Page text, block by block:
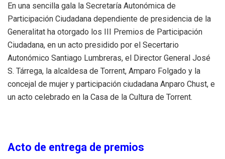
En una sencilla gala la Secretaría Autonómica de
Participación Ciudadana dependiente de presidencia de la
Generalitat ha otorgado los III Premios de Participación
Ciudadana, en un acto presidido por el Secertario
Autonómico Santiago Lumbreras, el Director General José
S. Tárrega, la alcaldesa de Torrent, Amparo Folgado y la
concejal de mujer y participación ciudadana Anparo Chust, e
un acto celebrado en la Casa de la Cultura de Torrent.
Acto de entrega de premios